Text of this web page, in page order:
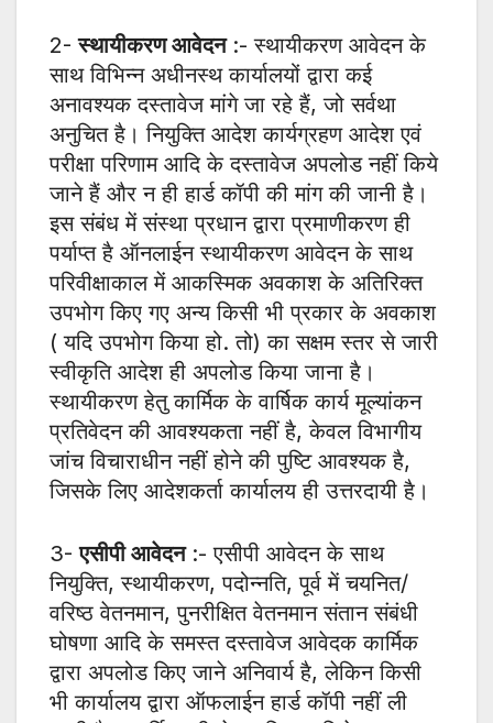
2-स्थायीकरण आवेदन:- स्थायीकरण आवेदन के
साथ विभिन्न अधीनस्थ कार्यालयों द्वारा कई
अनावश्यक दस्तावेज मांगे जा रहे हैं, जो सर्वथा
अनुचित है। नियुक्ति आदेश कार्यग्रहण आदेश एवं
परीक्षा परिणाम आदि के दस्तावेज अपलोड नहीं किये
जाने हैं और न ही हार्ड कॉपी की मांग की जानी है।
इस संबंध में संस्था प्रधान द्वारा प्रमाणीकरण ही
पर्याप्त है ऑनलाईन स्थायीकरण आवेदन के साथ
परिवीक्षाकाल में आकस्मिक अवकाश के अतिरिक्त
उपभोग किए गए अन्य किसी भी प्रकार के अवकाश
( यदि उपभोग किया हो. तो) का सक्षम स्तर से जारी
स्वीकृति आदेश ही अपलोड किया जाना है।
स्थायीकरण हेतु कार्मिक के वार्षिक कार्य मूल्यांकन
प्रतिवेदन की आवश्यकता नहीं है, केवल विभागीय
जांच विचाराधीन नहीं होने की पुष्टि आवश्यक है,
जिसके लिए आदेशकर्ता कार्यालय ही उत्तरदायी है।
3-एसीपी आवेदन:- एसीपी आवेदन के साथ
नियुक्ति, स्थायीकरण, पदोन्नति, पूर्व में चयनित/
वरिष्ठ वेतनमान, पुनरीक्षित वेतनमान संतान संबंधी
घोषणा आदि के समस्त दस्तावेज आवेदक कार्मिक
द्वारा अपलोड किए जाने अनिवार्य है, लेकिन किसी
भी कार्यालय द्वारा ऑफलाईन हार्ड कॉपी नहीं ली